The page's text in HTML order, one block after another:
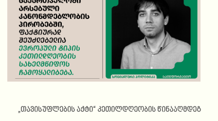
„თავისუფლების აქტი“ კეთილდღეობის წინააღმდეგ